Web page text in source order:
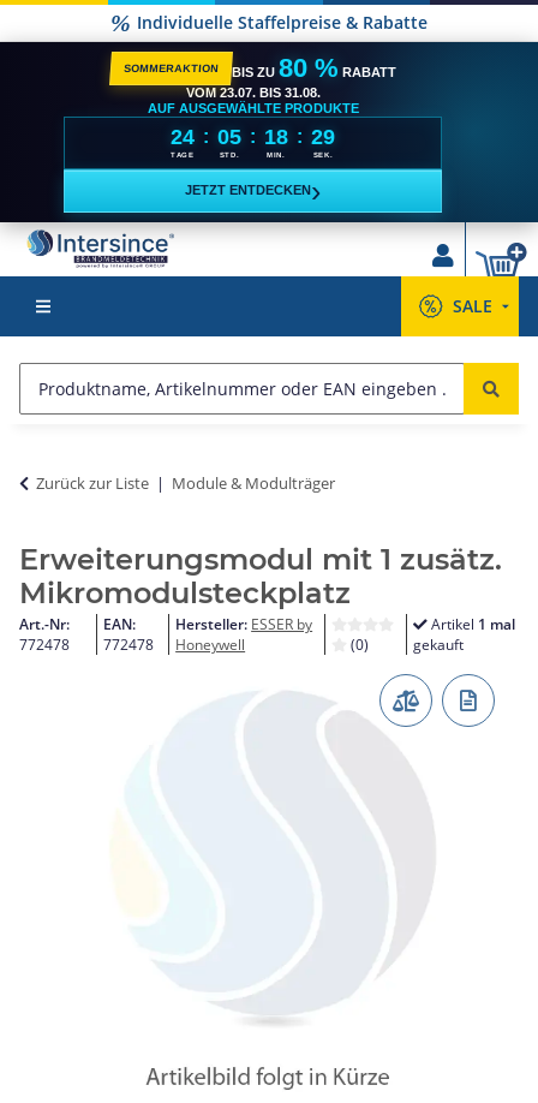
Individuelle Staffelpreise & Rabatte
SOMMERAKTION BIS ZU 80 % RABATT
VOM 23.07. BIS 31.08.
AUF AUSGEWÄHLTE PRODUKTE
24
TAGE
: 05
STD.
: 18
MIN.
: 29
SEK.
JETZT ENTDECKEN ›
SALE
Zurück zur Liste Module & Modulträger
Erweiterungsmodul mit 1 zusätz.
Mikromodulsteckplatz
Art.-Nr:
772478
EAN:
772478
Hersteller: ESSER by
Honeywell
(0)
Artikel 1 mal
gekauft